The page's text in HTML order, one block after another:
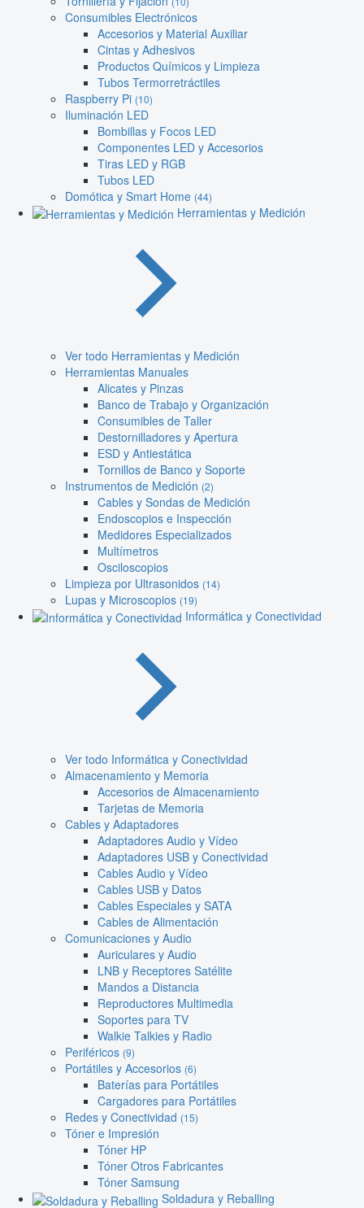
Consumibles Electrónicos
Accesorios y Material Auxiliar
Cintas y Adhesivos
Productos Químicos y Limpieza
Tubos Termorretráctiles
Raspberry Pi (10)
Iluminación LED
Bombillas y Focos LED
Componentes LED y Accesorios
Tiras LED y RGB
Tubos LED
Domótica y Smart Home (44)
Herramientas y Medición
Ver todo Herramientas y Medición
Herramientas Manuales
Alicates y Pinzas
Banco de Trabajo y Organización
Consumibles de Taller
Destornilladores y Apertura
ESD y Antiestática
Tornillos de Banco y Soporte
Instrumentos de Medición (2)
Cables y Sondas de Medición
Endoscopios e Inspección
Medidores Especializados
Multímetros
Osciloscopios
Limpieza por Ultrasonidos (14)
Lupas y Microscopios (19)
Informática y Conectividad
Ver todo Informática y Conectividad
Almacenamiento y Memoria
Accesorios de Almacenamiento
Tarjetas de Memoria
Cables y Adaptadores
Adaptadores Audio y Vídeo
Adaptadores USB y Conectividad
Cables Audio y Vídeo
Cables USB y Datos
Cables Especiales y SATA
Cables de Alimentación
Comunicaciones y Audio
Auriculares y Audio
LNB y Receptores Satélite
Mandos a Distancia
Reproductores Multimedia
Soportes para TV
Walkie Talkies y Radio
Periféricos (9)
Portátiles y Accesorios (6)
Baterías para Portátiles
Cargadores para Portátiles
Redes y Conectividad (15)
Tóner e Impresión
Tóner HP
Tóner Otros Fabricantes
Tóner Samsung
Soldadura y Reballing